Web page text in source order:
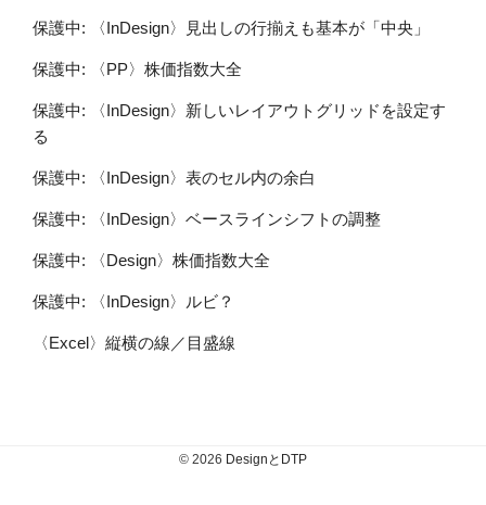
保護中: 〈InDesign〉見出しの行揃えも基本が「中央」
保護中: 〈PP〉株価指数大全
保護中: 〈InDesign〉新しいレイアウトグリッドを設定す
る
保護中: 〈InDesign〉表のセル内の余白
保護中: 〈InDesign〉ベースラインシフトの調整
保護中: 〈Design〉株価指数大全
保護中: 〈InDesign〉ルビ？
〈Excel〉縦横の線／目盛線
© 2026 DesignとDTP